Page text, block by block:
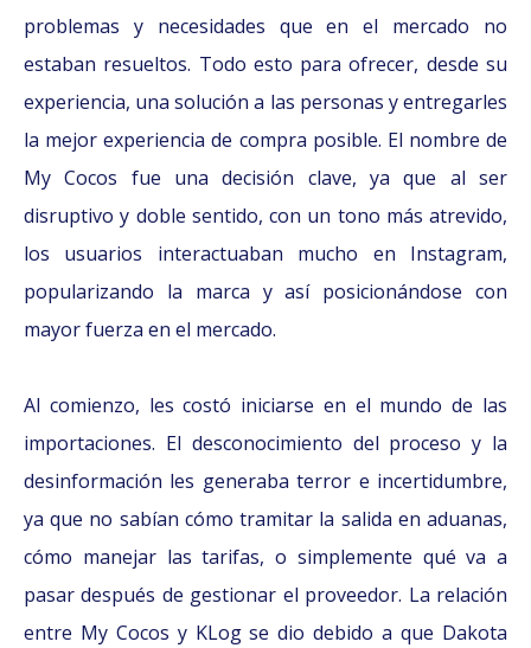
problemas y necesidades que en el mercado no
estaban resueltos. Todo esto para ofrecer, desde su
experiencia, una solución a las personas y entregarles
la mejor experiencia de compra posible. El nombre de
My Cocos fue una decisión clave, ya que al ser
disruptivo y doble sentido, con un tono más atrevido,
los usuarios interactuaban mucho en Instagram,
popularizando la marca y así posicionándose con
mayor fuerza en el mercado.
Al comienzo, les costó iniciarse en el mundo de las
importaciones. El desconocimiento del proceso y la
desinformación les generaba terror e incertidumbre,
ya que no sabían cómo tramitar la salida en aduanas,
cómo manejar las tarifas, o simplemente qué va a
pasar después de gestionar el proveedor. La relación
entre My Cocos y KLog se dio debido a que Dakota